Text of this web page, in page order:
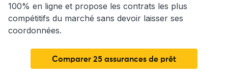
100% en ligne et propose les contrats les plus
compétitifs du marché sans devoir laisser ses
coordonnées.
Comparer 25 assurances de prêt